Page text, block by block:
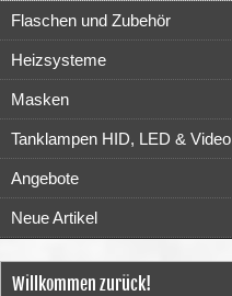
Flaschen und Zubehör
Heizsysteme
Masken
Tanklampen HID, LED & Video
Angebote
Neue Artikel
Willkommen zurück!